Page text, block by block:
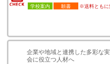
学校案内 願書 ※送料ともに
企業や地域と連携した多彩な
会に役立つ人材へ